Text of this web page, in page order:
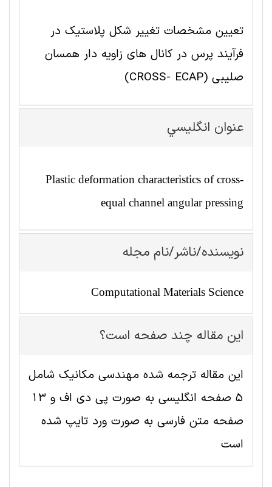
تعیین مشخصات تغییر شکل پلاستیک در
فرآیند پرس در کانال های زاویه دار همسان
صلیبی (CROSS- ECAP)
عنوان انگليسي
Plastic deformation characteristics of cross-
equal channel angular pressing
نویسنده/ناشر/نام مجله
Computational Materials Science
این مقاله چند صفحه است؟
این مقاله ترجمه شده مهندسی مکانیک شامل
5 صفحه انگلیسی به صورت پی دی اف و 13
صفحه متن فارسی به صورت ورد تایپ شده
است